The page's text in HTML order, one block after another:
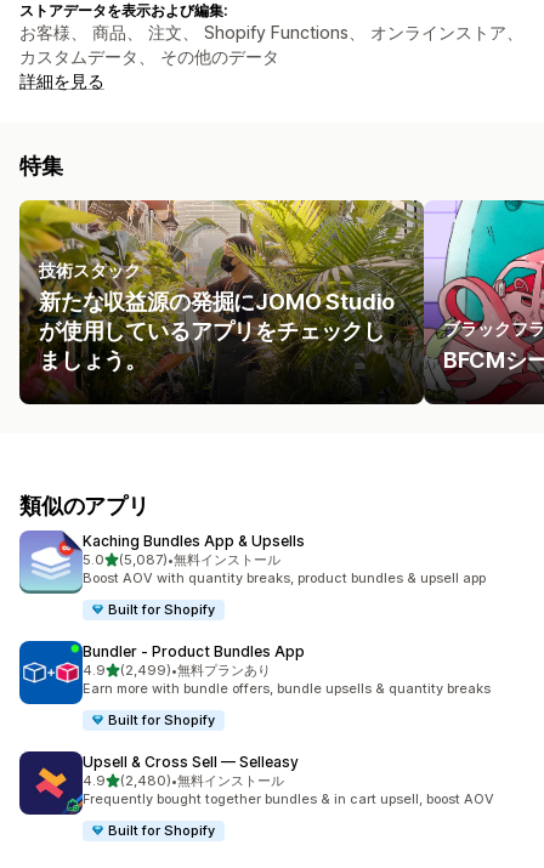
ストアデータを表示および編集:
お客様、 商品、 注文、 Shopify Functions、 オンラインストア、
カスタムデータ、 その他のデータ
詳細を見る
特集
技術スタック
新たな収益源の発掘にJOMO Studio
が使用しているアプリをチェックし
ましょう。
ブラックフ
BFCMシ
類似のアプリ
Kaching Bundles App & Upsells
5.05つ星中
(5,087)
合計レビュー数：5087件
•無料インストール
Boost AOV with quantity breaks, product bundles & upsell app
Built for Shopify
Bundler ‑ Product Bundles App
4.95つ星中
(2,499)
合計レビュー数：2499件
•無料プランあり
Earn more with bundle offers, bundle upsells & quantity breaks
Built for Shopify
Upsell & Cross Sell — Selleasy
4.95つ星中
(2,480)
合計レビュー数：2480件
•無料インストール
Frequently bought together bundles & in cart upsell, boost AOV
Built for Shopify